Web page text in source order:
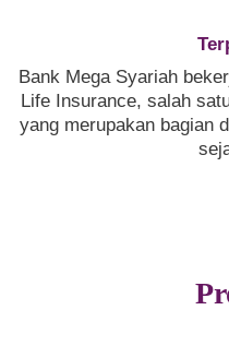
Bank Mega Syariah
Life Insurance, salah
yang merupakan bagian